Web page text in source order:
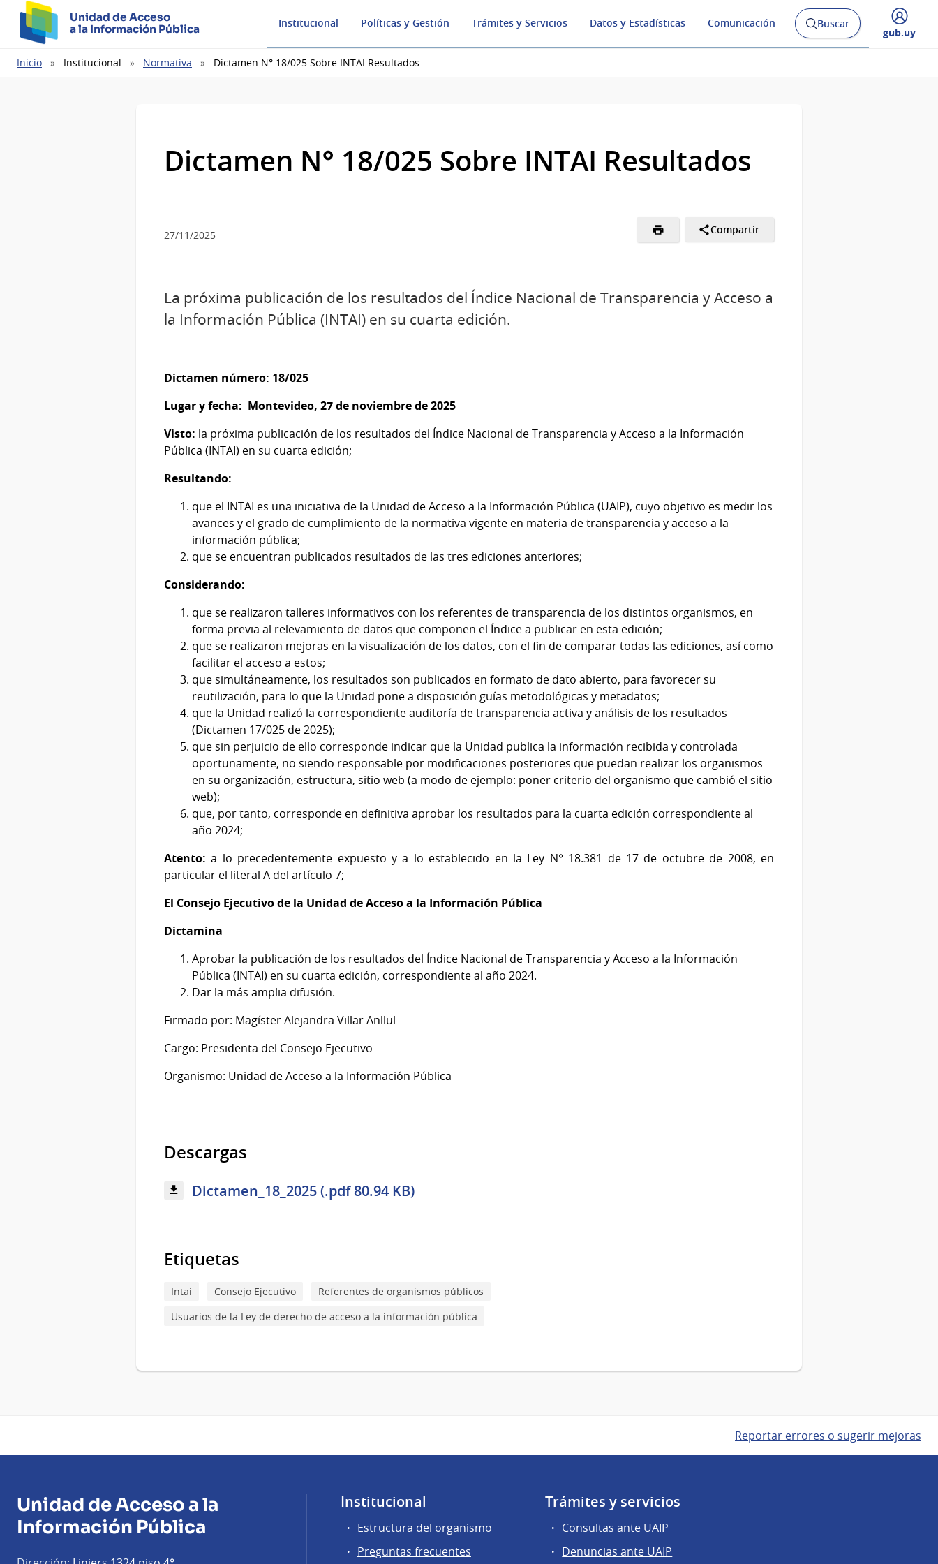
Unidad de Acceso
a la Información Pública
Institucional Políticas y Gestión Trámites y Servicios Datos y Estadísticas Comunicación
Abrir
buscador
Buscar
Desplegar
gub.uy
Ruta
Inicio Institucional Normativa Dictamen N° 18/025 Sobre INTAI Resultados
Dictamen N° 18/025 Sobre INTAI Resultados
27/11/2025 Compartir
La próxima publicación de los resultados del Índice Nacional de Transparencia y Acceso a
la Información Pública (INTAI) en su cuarta edición.
Dictamen número: 18/025
Lugar y fecha: Montevideo, 27 de noviembre de 2025
Visto: la próxima publicación de los resultados del Índice Nacional de Transparencia y Acceso a la Información
Pública (INTAI) en su cuarta edición;
Resultando:
que el INTAI es una iniciativa de la Unidad de Acceso a la Información Pública (UAIP), cuyo objetivo es medir los
avances y el grado de cumplimiento de la normativa vigente en materia de transparencia y acceso a la
información pública;
que se encuentran publicados resultados de las tres ediciones anteriores;
Considerando:
que se realizaron talleres informativos con los referentes de transparencia de los distintos organismos, en
forma previa al relevamiento de datos que componen el Índice a publicar en esta edición;
que se realizaron mejoras en la visualización de los datos, con el fin de comparar todas las ediciones, así como
facilitar el acceso a estos;
que simultáneamente, los resultados son publicados en formato de dato abierto, para favorecer su
reutilización, para lo que la Unidad pone a disposición guías metodológicas y metadatos;
que la Unidad realizó la correspondiente auditoría de transparencia activa y análisis de los resultados
(Dictamen 17/025 de 2025);
que sin perjuicio de ello corresponde indicar que la Unidad publica la información recibida y controlada
oportunamente, no siendo responsable por modificaciones posteriores que puedan realizar los organismos
en su organización, estructura, sitio web (a modo de ejemplo: poner criterio del organismo que cambió el sitio
web);
que, por tanto, corresponde en definitiva aprobar los resultados para la cuarta edición correspondiente al
año 2024;
Atento:a lo precedentemente expuesto y a lo establecido en la Ley N° 18.381 de 17 de octubre de 2008, en
particular el literal A del artículo 7;
El Consejo Ejecutivo de la Unidad de Acceso a la Información Pública
Dictamina
Aprobar la publicación de los resultados del Índice Nacional de Transparencia y Acceso a la Información
Pública (INTAI) en su cuarta edición, correspondiente al año 2024.
Dar la más amplia difusión.
Firmado por: Magíster Alejandra Villar Anllul
Cargo: Presidenta del Consejo Ejecutivo
Organismo: Unidad de Acceso a la Información Pública
Descargas
Dictamen_18_2025 (.pdf 80.94 KB)
Etiquetas
Intai Consejo Ejecutivo
Referentes de organismos públicos
Usuarios de la Ley de derecho de acceso a la información pública
Reportar errores o sugerir mejoras
Unidad de Acceso a la
Información Pública
Institucional
Estructura del organismo
Preguntas frecuentes
Trámites y servicios
Consultas ante UAIP
Denuncias ante UAIP